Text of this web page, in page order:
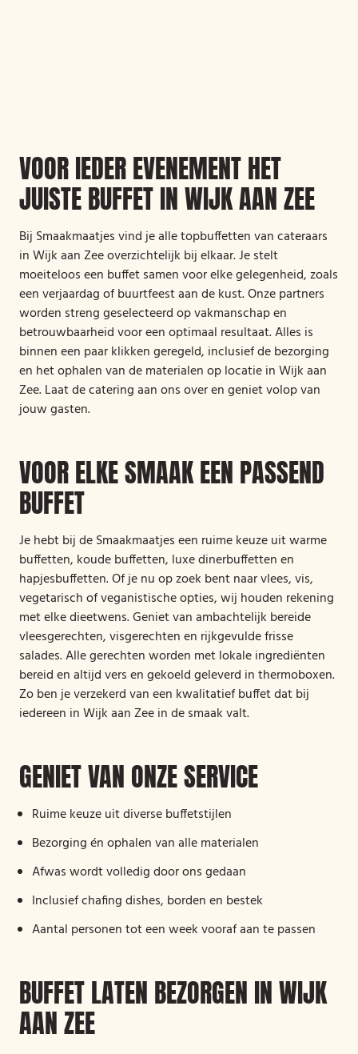
VOOR IEDER EVENEMENT HET
JUISTE BUFFET IN WIJK AAN ZEE
Bij Smaakmaatjes vind je alle topbuffetten van cateraars
in Wijk aan Zee overzichtelijk bij elkaar. Je stelt
moeiteloos een buffet samen voor elke gelegenheid, zoals
een verjaardag of buurtfeest aan de kust. Onze partners
worden streng geselecteerd op vakmanschap en
betrouwbaarheid voor een optimaal resultaat. Alles is
binnen een paar klikken geregeld, inclusief de bezorging
en het ophalen van de materialen op locatie in Wijk aan
Zee. Laat de catering aan ons over en geniet volop van
jouw gasten.
VOOR ELKE SMAAK EEN PASSEND
BUFFET
Je hebt bij de Smaakmaatjes een ruime keuze uit warme
buffetten, koude buffetten, luxe dinerbuffetten en
hapjesbuffetten. Of je nu op zoek bent naar vlees, vis,
vegetarisch of veganistische opties, wij houden rekening
met elke dieetwens. Geniet van ambachtelijk bereide
vleesgerechten, visgerechten en rijkgevulde frisse
salades. Alle gerechten worden met lokale ingrediënten
bereid en altijd vers en gekoeld geleverd in thermoboxen.
Zo ben je verzekerd van een kwalitatief buffet dat bij
iedereen in Wijk aan Zee in de smaak valt.
GENIET VAN ONZE SERVICE
Ruime keuze uit diverse buffetstijlen
Bezorging én ophalen van alle materialen
Afwas wordt volledig door ons gedaan
Inclusief chafing dishes, borden en bestek
Aantal personen tot een week vooraf aan te passen
BUFFET LATEN BEZORGEN IN WIJK
AAN ZEE